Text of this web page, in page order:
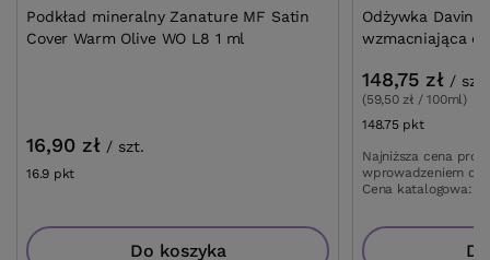
Podkład mineralny Zanature MF Satin
Cover Warm Olive WO L8 1 ml
16,90 zł / szt.
16.9 pkt
Do koszyka
Odżywka
wzmacniająca
148,75 zł / szt.
(59,50 zł / 100ml)
148.75 pktpunktów
Najniższa cena
wprowadzeniem
Cena katalogowa: